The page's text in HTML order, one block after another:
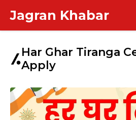
content
Jagran Khabar
Har Ghar Tiranga
Apply